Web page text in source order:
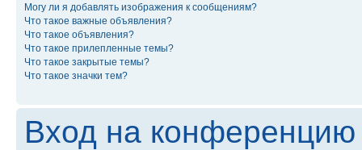
Могу ли я добавлять изображения к сообщениям?
Что такое важные объявления?
Что такое объявления?
Что такое прилепленные темы?
Что такое закрытые темы?
Что такое значки тем?
Вход на конференцию